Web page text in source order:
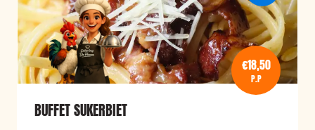
€18,50
P.P
BUFFET SUKERBIET